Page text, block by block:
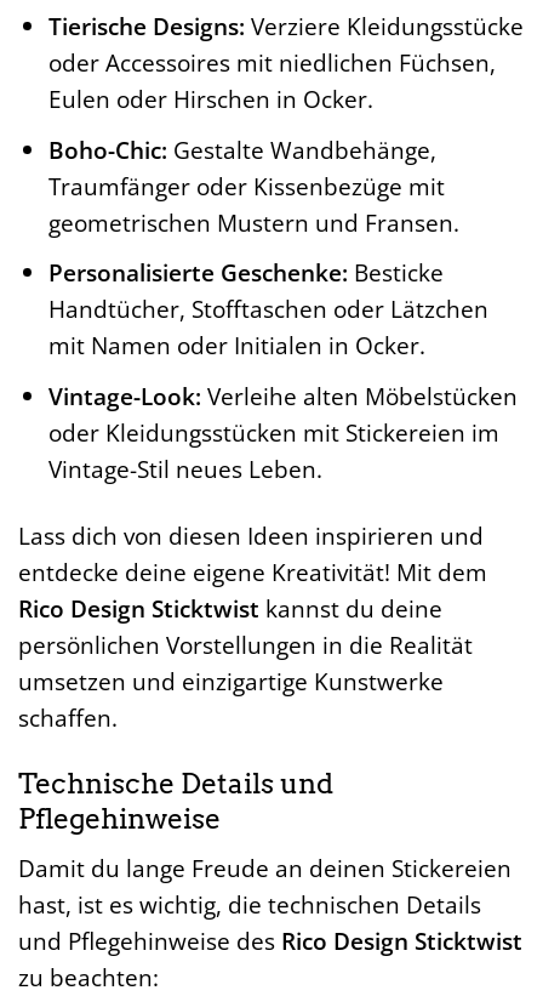
Tierische Designs: Verziere Kleidungsstücke
oder Accessoires mit niedlichen Füchsen,
Eulen oder Hirschen in Ocker.
Boho-Chic: Gestalte Wandbehänge,
Traumfänger oder Kissenbezüge mit
geometrischen Mustern und Fransen.
Personalisierte Geschenke: Besticke
Handtücher, Stofftaschen oder Lätzchen
mit Namen oder Initialen in Ocker.
Vintage-Look: Verleihe alten Möbelstücken
oder Kleidungsstücken mit Stickereien im
Vintage-Stil neues Leben.
Lass dich von diesen Ideen inspirieren und
entdecke deine eigene Kreativität! Mit dem
Rico Design Sticktwist kannst du deine
persönlichen Vorstellungen in die Realität
umsetzen und einzigartige Kunstwerke
schaffen.
Technische Details und
Pflegehinweise
Damit du lange Freude an deinen Stickereien
hast, ist es wichtig, die technischen Details
und Pflegehinweise des Rico Design Sticktwist
zu beachten: